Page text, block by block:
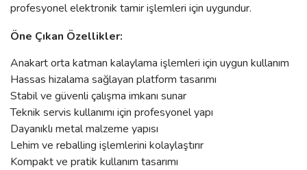
profesyonel elektronik tamir işlemleri için uygundur.
Öne Çıkan Özellikler:
Anakart orta katman kalaylama işlemleri için uygun kullanım
Hassas hizalama sağlayan platform tasarımı
Stabil ve güvenli çalışma imkanı sunar
Teknik servis kullanımı için profesyonel yapı
Dayanıklı metal malzeme yapısı
Lehim ve reballing işlemlerini kolaylaştırır
Kompakt ve pratik kullanım tasarımı